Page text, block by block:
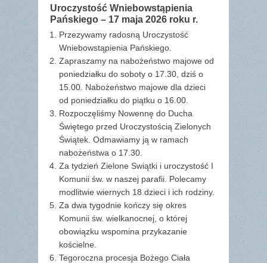
Uroczystość Wniebowstąpienia
Pańskiego – 17 maja 2026 roku r.
Przezywamy radosną Uroczystość
Wniebowstąpienia Pańskiego.
Zapraszamy na nabożeństwo majowe od
poniedziałku do soboty o 17.30, dziś o
15.00. Nabożeństwo majowe dla dzieci
od poniedziałku do piątku o 16.00.
Rozpoczęliśmy Nowennę do Ducha
Świętego przed Uroczystością Zielonych
Świątek. Odmawiamy ją w ramach
nabożeństwa o 17.30.
Za tydzień Zielone Swiątki i uroczystość I
Komunii św. w naszej parafii. Polecamy
modlitwie wiernych 18 dzieci i ich rodziny.
Za dwa tygodnie kończy się okres
Komunii św. wielkanocnej, o której
obowiązku wspomina przykazanie
kościelne.
Tegoroczna procesja Bożego Ciała